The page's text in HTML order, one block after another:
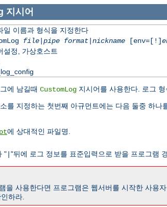
지시어
일 이름과 형식을 지정한다
file| pipe format| nickname[env=[!]
설정, 가상호스트
에 남길때 CustomLog 지시어를 사용한다. 로그
를 지정하는 첫번째 아규먼트에는 다음 둘중 하나
에 상대적인 파일명.
" "뒤에 로그 정보를 표준입력으로 받을 프로그램
을 사용한다면 프로그램은 웹서버를 시작한 사용
하라.